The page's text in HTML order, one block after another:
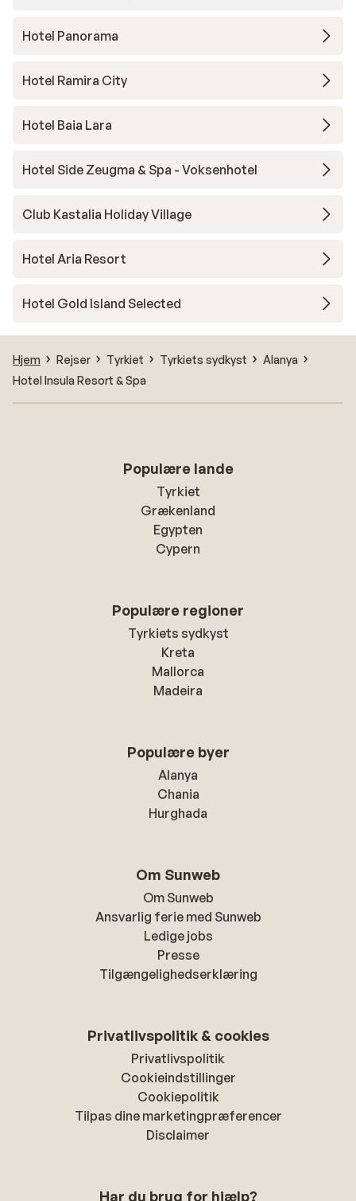
Hotel Panorama
Hotel Ramira City
Hotel Baia Lara
Hotel Side Zeugma & Spa - Voksenhotel
Club Kastalia Holiday Village
Hotel Aria Resort
Hotel Gold Island Selected
Hjem Rejser Tyrkiet Tyrkiets sydkyst
Alanya
Hotel Insula Resort & Spa
Populære lande
Tyrkiet
Grækenland
Egypten
Cypern
Populære regioner
Tyrkiets sydkyst
Kreta
Mallorca
Madeira
Populære byer
Alanya
Chania
Hurghada
Om Sunweb
Om Sunweb
Ansvarlig ferie med Sunweb
Ledige jobs
Presse
Tilgængelighedserklæring
Privatlivspolitik & cookies
Privatlivspolitik
Cookieindstillinger
Cookiepolitik
Tilpas dine marketingpræferencer
Disclaimer
Har du brug for hjælp?